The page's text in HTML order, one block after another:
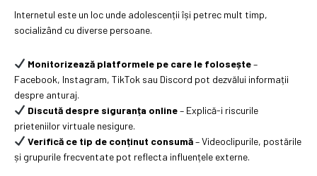
Internetul este un loc unde adolescenții își petrec mult timp,
socializând cu diverse persoane.
Monitorizează platformele pe care le folosește–
Facebook, Instagram, TikTok sau Discord pot dezvălui informații
despre anturaj.
Discută despre siguranța online– Explică-i riscurile
prieteniilor virtuale nesigure.
Verifică ce tip de conținut consumă– Videoclipurile, postările
și grupurile frecventate pot reflecta influențele externe.